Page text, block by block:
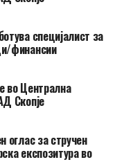
специјалист за
финансии
во Централна
Скопје
оглас за стручен
експозитура во